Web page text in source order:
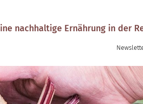
nachhaltige Ernährung in der